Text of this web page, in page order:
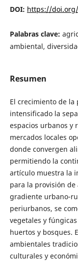
DOI: https://doi.org/
Palabras clave:
ambiental,
Resumen
El crecimiento de la
intensificado la
espacios urbanos y
mercados locales
donde convergen
permitiendo la
artículo muestra la
para la provisión
gradiente urbano-
periurbanos, se
vegetales y
huertos y bosques.
ambientales
culturales y